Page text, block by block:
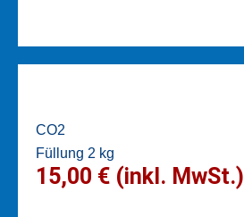
CO2
Füllung 2 kg
15,00 € (inkl. MwSt.)